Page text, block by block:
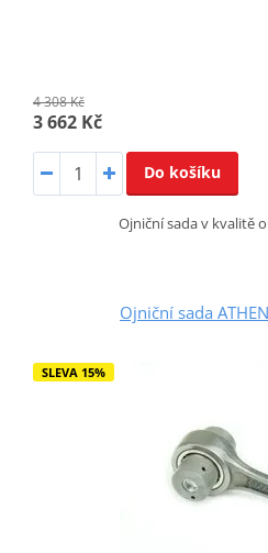
4 308 Kč
3 662 Kč
Do košíku
Ojniční sada v kvalitě
Ojniční sada
SLEVA 15%